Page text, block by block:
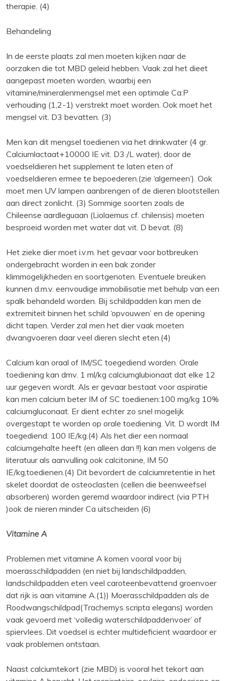
therapie. (4)
Behandeling
In de eerste plaats zal men moeten kijken naar de
oorzaken die tot MBD geleid hebben. Vaak zal het dieet
aangepast moeten worden, waarbij een
vitamine/mineralenmengsel met een optimale Ca:P
verhouding (1,2-1) verstrekt moet worden. Ook moet het
mengsel vit. D3 bevatten. (3)
Men kan dit mengsel toedienen via het drinkwater (4 gr.
Calciumlactaat+10000 IE vit. D3 /L water), door de
voedseldieren het supplement te laten eten of
voedseldieren ermee te bepoederen.(zie ‘algemeen’). Ook
moet men UV lampen aanbrengen of de dieren blootstellen
aan direct zonlicht. (3) Sommige soorten zoals de
Chileense aardleguaan (Liolaemus cf. chilensis) moeten
besproeid worden met water dat vit. D bevat. (8)
Het zieke dier moet i.v.m. het gevaar voor botbreuken
ondergebracht worden in een bak zonder
klimmogelijkheden en soortgenoten. Eventuele breuken
kunnen d.m.v. eenvoudige immobilisatie met behulp van een
spalk behandeld worden. Bij schildpadden kan men de
extremiteit binnen het schild ‘opvouwen’ en de opening
dicht tapen. Verder zal men het dier vaak moeten
dwangvoeren daar veel dieren slecht eten.(4)
Calcium kan oraal of IM/SC toegediend worden. Orale
toediening kan dmv. 1 ml/kg calciumglubionaat dat elke 12
uur gegeven wordt. Als er gevaar bestaat voor aspiratie
kan men calcium beter IM of SC toedienen:100 mg/kg 10%
calciumgluconaat. Er dient echter zo snel mogelijk
overgestapt te worden op orale toediening. Vit. D wordt IM
toegediend: 100 IE/kg.(4) Als het dier een normaal
calciumgehalte heeft (en alleen dan !!) kan men volgens de
literatuur als aanvulling ook calcitonine, IM 50
IE/kg,toedienen.(4) Dit bevordert de calciumretentie in het
skelet doordat de osteoclasten (cellen die beenweefsel
absorberen) worden geremd waardoor indirect (via PTH
)ook de nieren minder Ca uitscheiden (6)
Vitamine A
Problemen met vitamine A komen vooral voor bij
moerasschildpadden (en niet bij landschildpadden,
landschildpadden eten veel caroteenbevattend groenvoer
dat rijk is aan vitamine A.(1)) Moerasschildpadden als de
Roodwangschildpad(Trachemys scripta elegans) worden
vaak gevoerd met ‘volledig waterschildpaddenvoer’ of
spiervlees. Dit voedsel is echter multideficient waardoor er
vaak problemen ontstaan.
Naast calciumtekort (zie MBD) is vooral het tekort aan